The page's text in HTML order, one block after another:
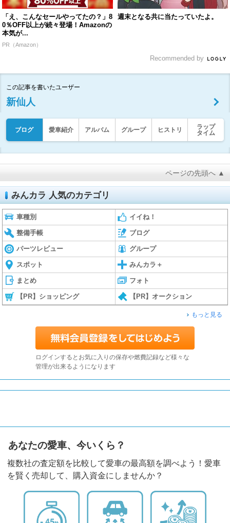
「え、こんなセールやってたの？」8
0％OFF以上が続々登場！Amazonの
本気が...
PR（Amazon）
週末となる共に当たっていたよ。
Recommended by
この記事を書いたユーザー
新仙人
ブログ 愛車紹介 アルバム グループ ヒストリ
ラップ
タイム
ページの先頭へ ▲
みんカラ 人気のカテゴリ
車種別 イイね！
整備手帳 ブログ
パーツレビュー グループ
スポット みんカラ＋
まとめ フォト
【PR】ショッピング 【PR】オークション
もっと見る
ログインするとお気に入りの保存や燃費記録など様々な
管理が出来るようになります
あなたの愛車、今いくら？
複数社の査定額を比較して愛車の最高額を調べよう！愛車
を賢く売却して、購入資金にしませんか？